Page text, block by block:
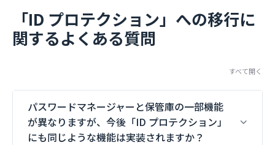
「ID プロテクション」への移行に
関するよくある質問
すべて開く
パスワードマネージャーと保管庫の一部機能
が異なりますが、今後「ID プロテクション」
にも同じような機能は実装されますか？